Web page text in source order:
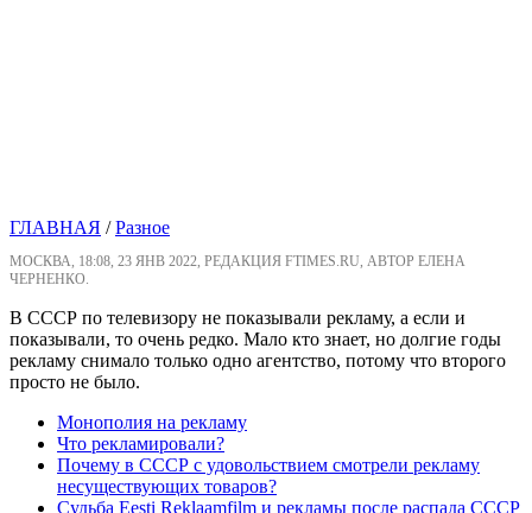
ГЛАВНАЯ /Разное
МОСКВА, 18:08, 23 ЯНВ 2022, РЕДАКЦИЯ FTIMES.RU, АВТОР ЕЛЕНА
ЧЕРНЕНКО.
В СССР по телевизору не показывали рекламу, а если и
показывали, то очень редко. Мало кто знает, но долгие годы
рекламу снимало только одно агентство, потому что второго
просто не было.
Монополия на рекламу
Что рекламировали?
Почему в СССР с удовольствием смотрели рекламу
несуществующих товаров?
Судьба Eesti Reklaamfilm и рекламы после распада СССР